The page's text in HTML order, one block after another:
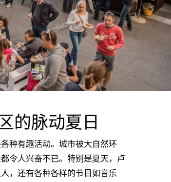
的脉动夏日
有趣活动。城市被大自然环
令人兴奋不已。特别是夏天，卢
，还有各种各样的节目如音乐